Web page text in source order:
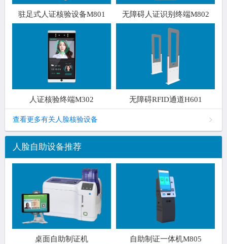
驻足式人证核验设备M801 无障碍人证识别终端M802
人证核验终端M302 无障碍RFID通道H601
查看更多有关人脸核验设备
人脸自助设备推荐
桌面自助制证机 自助制证一体机M805